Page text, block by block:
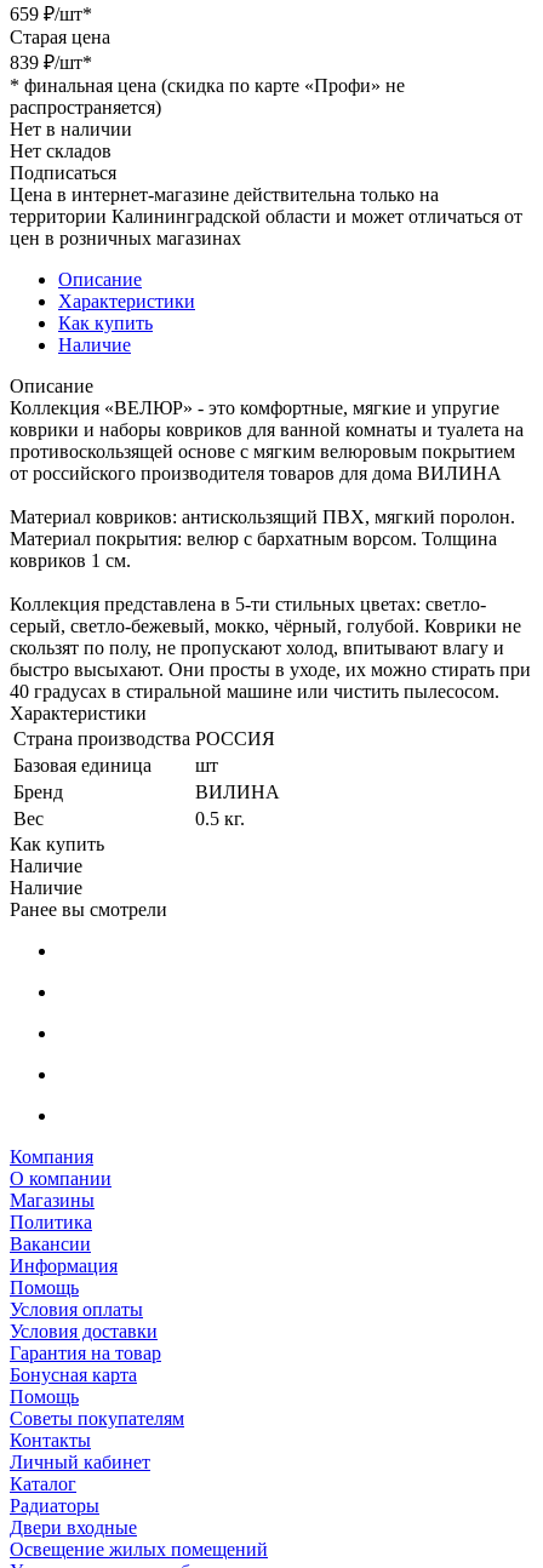
659 ₽/шт*
Старая цена
839 ₽/шт*
* финальная цена (скидка по карте «Профи» не
распространяется)
Нет в наличии
Нет складов
Подписаться
Цена в интернет-магазине действительна только на
территории Калининградской области и может отличаться от
цен в розничных магазинах
Описание
Характеристики
Как купить
Наличие
Описание
Коллекция «ВЕЛЮР» - это комфортные, мягкие и упругие
коврики и наборы ковриков для ванной комнаты и туалета на
противоскользящей основе с мягким велюровым покрытием
от российского производителя товаров для дома ВИЛИНА
Материал ковриков: антискользящий ПВХ, мягкий поролон.
Материал покрытия: велюр с бархатным ворсом. Толщина
ковриков 1 см.
Коллекция представлена в 5-ти стильных цветах: светло-
серый, светло-бежевый, мокко, чёрный, голубой. Коврики не
скользят по полу, не пропускают холод, впитывают влагу и
быстро высыхают. Они просты в уходе, их можно стирать при
40 градусах в стиральной машине или чистить пылесосом.
Характеристики
Страна производства РОССИЯ
Базовая единица
шт
Бренд
ВИЛИНА
Вес
0.5 кг.
Как купить
Наличие
Наличие
Ранее вы смотрели
Компания
О компании
Магазины
Политика
Вакансии
Информация
Помощь
Условия оплаты
Условия доставки
Гарантия на товар
Бонусная карта
Помощь
Советы покупателям
Контакты
Личный кабинет
Каталог
Радиаторы
Двери входные
Освещение жилых помещений